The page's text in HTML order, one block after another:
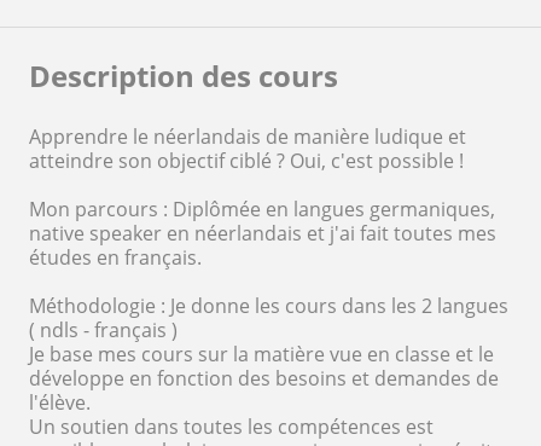
Description des cours
Apprendre le néerlandais de manière ludique et
atteindre son objectif ciblé ? Oui, c'est possible !
Mon parcours : Diplômée en langues germaniques,
native speaker en néerlandais et j'ai fait toutes mes
études en français.
Méthodologie : Je donne les cours dans les 2 langues
( ndls - français )
Je base mes cours sur la matière vue en classe et le
développe en fonction des besoins et demandes de
l'élève.
Un soutien dans toutes les compétences est